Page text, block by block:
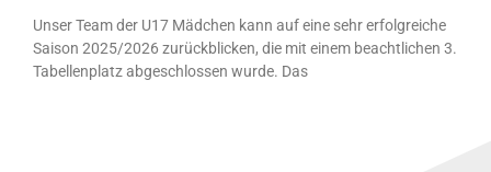
Unser Team der U17 Mädchen kann auf eine sehr erfolgreiche
Saison 2025/2026 zurückblicken, die mit einem beachtlichen 3.
Tabellenplatz abgeschlossen wurde. Das